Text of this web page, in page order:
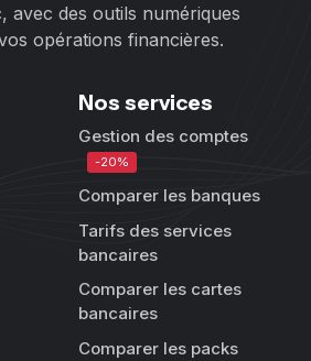
avec des outils numériques
opérations financières.
Nos services
Gestion des comptes
-20%
Comparer les banques
Tarifs des services
bancaires
Comparer les cartes
bancaires
Comparer les packs